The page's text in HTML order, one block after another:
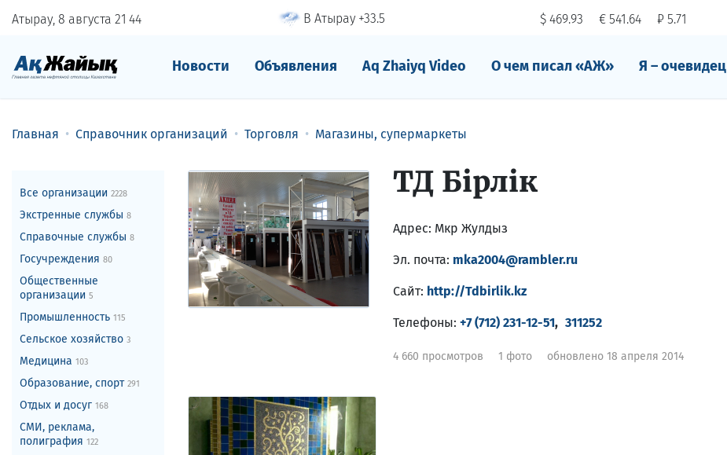
Атырау, 8 августа 21 44 В Атырау +33.5 $ 469.93 € 541.64 ₽ 5.71
Новости Объявления Aq Zhaiyq Video О чем писал «АЖ» Я – очевидец
Главная Справочник организаций Торговля Магазины, супермаркеты
Все организации 2228
Экстренные службы 8
Справочные службы 8
Госучреждения 80
Общественные
организации 5
Промышленность 115
Сельское хозяйство 3
Медицина 103
Образование, спорт 291
Отдых и досуг 168
СМИ, реклама,
полиграфия 122
ТД Бiрлiк
Адрес: Мкр Жулдыз
Эл. почта: mka2004@rambler.ru
Сайт: http://Tdbirlik.kz
Телефоны: +7 (712) 231-12-51, 311252
4 660 просмотров 1 фото обновлено 18 апреля 2014